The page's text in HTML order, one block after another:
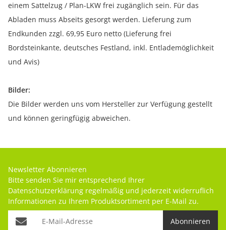
einem Sattelzug / Plan-LKW frei zugänglich sein. Für das
Abladen muss Abseits gesorgt werden. Lieferung zum
Endkunden zzgl. 69,95 Euro netto (Lieferung frei
Bordsteinkante, deutsches Festland, inkl. Entlademöglichkeit
und Avis)
Bilder:
Die Bilder werden uns vom Hersteller zur Verfügung gestellt
und können geringfügig abweichen.
Newsletter Abonnieren
Bitte senden Sie mir entsprechend Ihrer
Datenschutzerklärung regelmäßig und jederzeit widerruflich
Informationen zu Ihrem Produktsortiment per E-Mail zu.
Abonnieren